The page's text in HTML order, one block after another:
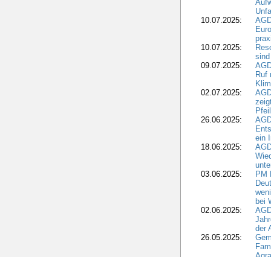
10.07.2025:
10.07.2025:
09.07.2025:
Ruf
02.07.2025:
26.06.2025:
ein
18.06.2025:
03.06.2025:
PM
bei
02.06.2025:
der
26.05.2025: